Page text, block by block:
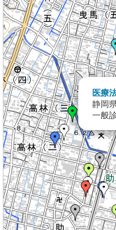
医療
静岡
一般